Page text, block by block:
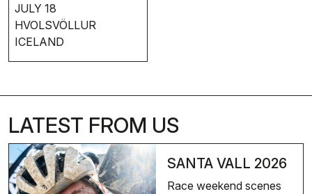
JULY 18
HVOLSVÖLLUR
ICELAND
LATEST FROM US
SANTA VALL 2026
Race weekend scenes